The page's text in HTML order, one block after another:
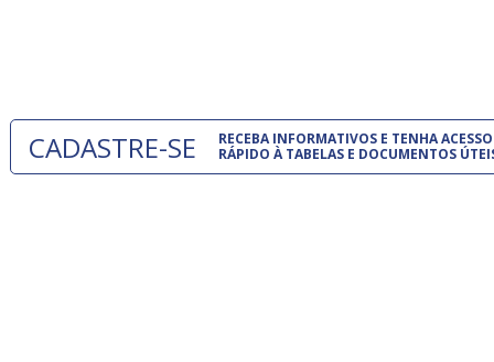
CADASTRE-SE
RECEBA INFORMATIVOS E TENHA ACESSO
RÁPIDO À TABELAS E DOCUMENTOS